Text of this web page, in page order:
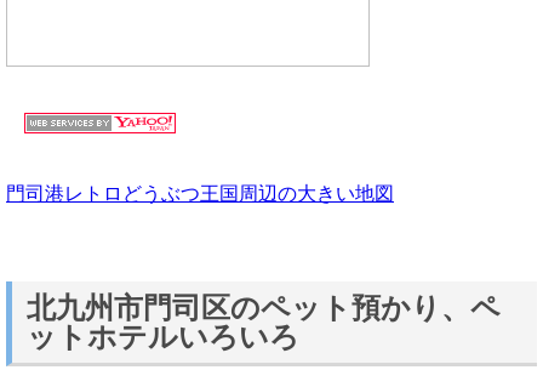
門司港レトロどうぶつ王国周辺の大きい地図
北九州市門司区のペット預かり、ペ
ットホテルいろいろ